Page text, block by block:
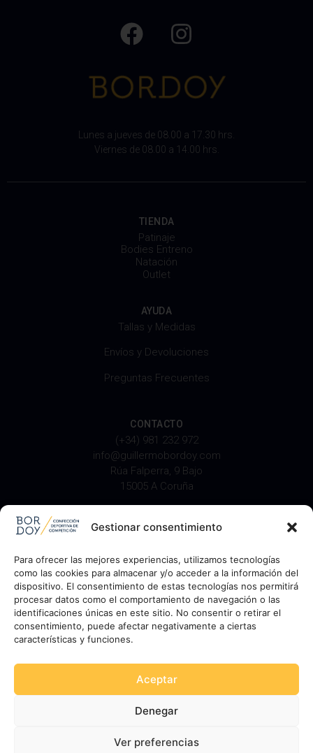
Gestionar consentimiento
Para ofrecer las mejores experiencias, utilizamos tecnologías
como las cookies para almacenar y/o acceder a la información del
dispositivo. El consentimiento de estas tecnologías nos permitirá
procesar datos como el comportamiento de navegación o las
identificaciones únicas en este sitio. No consentir o retirar el
consentimiento, puede afectar negativamente a ciertas
características y funciones.
Aceptar
Denegar
Ver preferencias
Lunes a jueves de 08.00 a 17.30 hrs.
Viernes de 08.00 a 14.00 hrs.
TIENDA
Patinaje
Bodies Entreno
Natación
Outlet
AYUDA
Tallas y Medidas
Envíos y Devoluciones
Preguntas Frecuentes
CONTACTO
(+34) 981 232 972
info@guillermobordoy.com
Rúa Falperra, 9 Bajo
15005 A Coruña
LEGAL
Política de Privacidad
Política de Cookies
©GUILLERMO BORDOY Diseño: Bombo Estudio
PROGRAMA KIT DIGITAL FINANCIADO POR LOS FONDOS NEXT